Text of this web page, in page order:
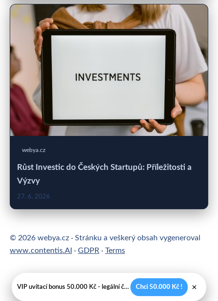
webya.cz
Růst Investic do Českých Startupů: Příležitosti a
Výzvy
27. 6. 2026
© 2026 webya.cz · Stránku a veškerý obsah vygeneroval
www.contentis.AI · GDPR · Terms
VIP uvítací bonus 50.000 Kč - legální české kasíno Chci 50.000 Kč ! ×